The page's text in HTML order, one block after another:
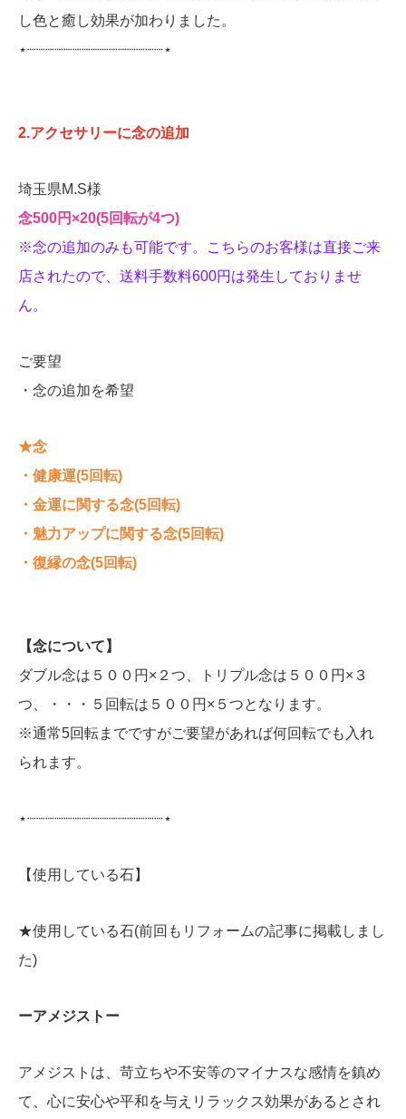
し色と癒し効果が加わりました。
⋆┈┈┈┈┈┈┈┈┈┈┈┈┈┈┈⋆
2.アクセサリーに念の追加
埼玉県M.S様
念500円×20(5回転が4つ)
※念の追加のみも可能です。こちらのお客様は直接ご来
店されたので、送料手数料600円は発生しておりませ
ん。
ご要望
・念の追加を希望
★念
・健康運(5回転)
・金運に関する念(5回転)
・魅力アップに関する念(5回転)
・復縁の念(5回転)
【念について】
ダブル念は５００円×２つ、トリプル念は５００円×３
つ、・・・５回転は５００円×５つとなります。
※通常5回転までですがご要望があれば何回転でも入れ
られます。
⋆┈┈┈┈┈┈┈┈┈┈┈┈┈┈┈⋆
【使用している石】
★使用している石(前回もリフォームの記事に掲載しまし
た)
ーアメジストー
アメジストは、苛立ちや不安等のマイナスな感情を鎮め
て、心に安心や平和を与えリラックス効果があるとされ